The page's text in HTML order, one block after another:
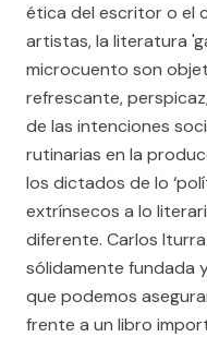
ética del escritor o el
artistas, la literatura
microcuento son
refrescante,
de las intenciones
rutinarias en la
los dictados de lo
extrínsecos a lo
diferente. Carlos
sólidamente fundada
que podemos
frente a un libro